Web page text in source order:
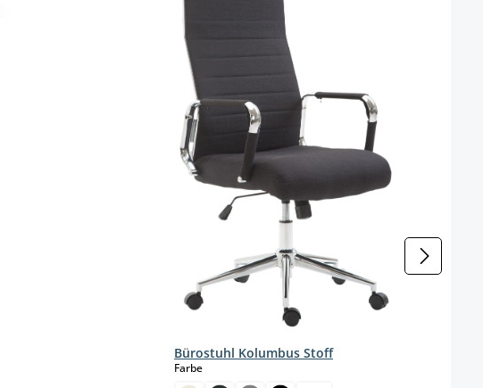
Bürostuhl Kolumbus Stoff
Farbeauswählen